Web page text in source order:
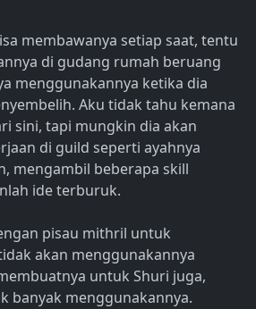
membawanya setiap saat, tentu
di gudang rumah beruang
menggunakannya ketika dia
Aku tidak tahu kemana
sini, tapi mungkin dia akan
di guild seperti ayahnya
mengambil beberapa skill
ide terburuk.
pisau mithril untuk
akan menggunakannya
untuk Shuri juga,
banyak menggunakannya.